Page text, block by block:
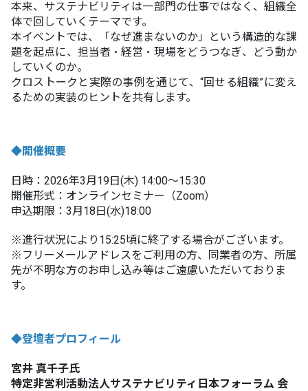
本来、サステナビリティは一部門の仕事ではなく、組織全
体で回していくテーマです。​
本イベントでは、「なぜ進まないのか」という構造的な課
題を起点に、担当者・経営・現場をどうつなぎ、どう動か
していくのか。​
クロストークと実際の事例を通じて、“回せる組織”に変え
るための実装のヒントを共有します。
◆開催概要
日時：2026年3月19日(木) 14:00～15:30
開催形式：オンラインセミナー（Zoom）
申込期限：3月18日(水)18:00
※進行状況により15:25頃に終了する場合がございます。
※フリーメールアドレスをご利用の方、同業者の方、所属
先が不明な方のお申し込み等はご遠慮いただいておりま
す。
◆登壇者プロフィール
宮井 真千子氏
特定非営利活動法人サステナビリティ日本フォーラム 会